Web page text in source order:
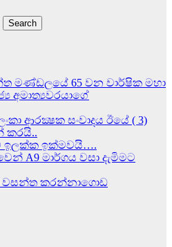
Search
මණ්ඩලයේ 65 වන වාර්ෂික මහා
අමාත්‍යවරයාගේ
ආරක්‍ෂක සංවාදය ඊයේ ( 3)
කරයි..
ඉලක්ක ඉක්මවයි….
A9 මාර්ගය වසා දැමිමට
වසන්ත කරන්නාගොඩ